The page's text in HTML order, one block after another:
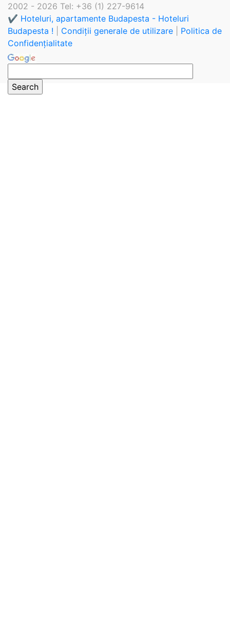
2002 - 2026 Tel: +36 (1) 227-9614
✔️ Hoteluri, apartamente Budapesta - Hoteluri
Budapesta !
Condiții generale de utilizare
Politica de
Confidențialitate